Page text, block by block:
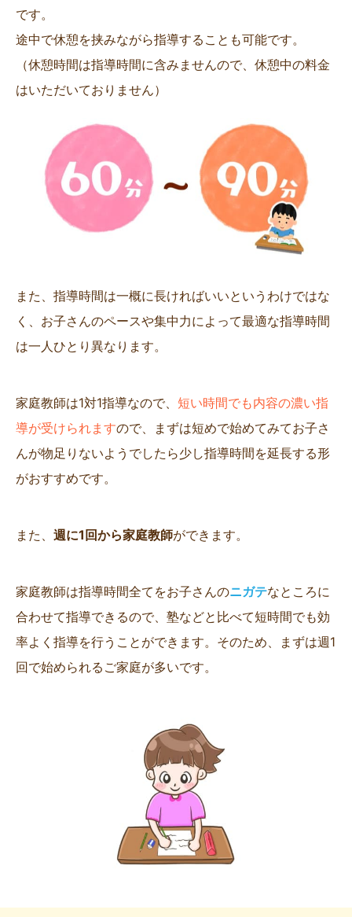
です。
途中で休憩を挟みながら指導することも可能です。
（休憩時間は指導時間に含みませんので、休憩中の料金
はいただいておりません）
また、指導時間は一概に長ければいいというわけではな
く、お子さんのペースや集中力によって最適な指導時間
は一人ひとり異なります。
家庭教師は1対1指導なので、 短い時間でも内容の濃い指
導が受けられますので、まずは短めで始めてみてお子さ
んが物足りないようでしたら少し指導時間を延長する形
がおすすめです。
また、 週に1回から家庭教師ができます。
家庭教師は指導時間全てをお子さんのニガテなところに
合わせて指導できるので、塾などと比べて短時間でも効
率よく指導を行うことができます。そのため、まずは週1
回で始められるご家庭が多いです。